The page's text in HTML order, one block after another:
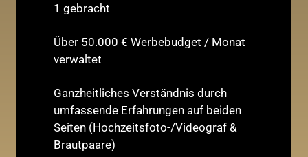
1 gebracht
Über 50.000 € Werbebudget / Monat
verwaltet
Ganzheitliches Verständnis durch
umfassende Erfahrungen auf beiden
Seiten (Hochzeitsfoto-/Videograf &
Brautpaare)